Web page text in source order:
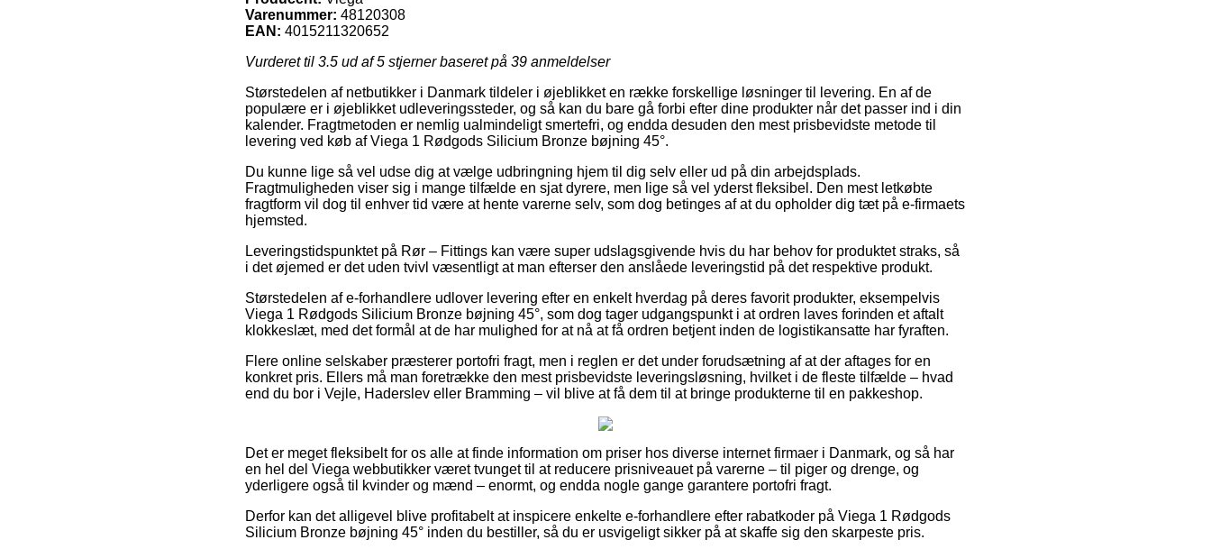
Varenummer: 48120308
EAN: 4015211320652
Vurderet til 3.5 ud af 5 stjerner baseret på 39 anmeldelser
Størstedelen af netbutikker i Danmark tildeler i øjeblikket en række forskellige løsninger til levering. En af de
populære er i øjeblikket udleveringssteder, og så kan du bare gå forbi efter dine produkter når det passer ind i din
kalender. Fragtmetoden er nemlig ualmindeligt smertefri, og endda desuden den mest prisbevidste metode til
levering ved køb af Viega 1 Rødgods Silicium Bronze bøjning 45°.
Du kunne lige så vel udse dig at vælge udbringning hjem til dig selv eller ud på din arbejdsplads.
Fragtmuligheden viser sig i mange tilfælde en sjat dyrere, men lige så vel yderst fleksibel. Den mest letkøbte
fragtform vil dog til enhver tid være at hente varerne selv, som dog betinges af at du opholder dig tæt på e-firmaets
hjemsted.
Leveringstidspunktet på Rør – Fittings kan være super udslagsgivende hvis du har behov for produktet straks, så
i det øjemed er det uden tvivl væsentligt at man efterser den anslåede leveringstid på det respektive produkt.
Størstedelen af e-forhandlere udlover levering efter en enkelt hverdag på deres favorit produkter, eksempelvis
Viega 1 Rødgods Silicium Bronze bøjning 45°, som dog tager udgangspunkt i at ordren laves forinden et aftalt
klokkeslæt, med det formål at de har mulighed for at nå at få ordren betjent inden de logistikansatte har fyraften.
Flere online selskaber præsterer portofri fragt, men i reglen er det under forudsætning af at der aftages for en
konkret pris. Ellers må man foretrække den mest prisbevidste leveringsløsning, hvilket i de fleste tilfælde – hvad
end du bor i Vejle, Haderslev eller Bramming – vil blive at få dem til at bringe produkterne til en pakkeshop.
Det er meget fleksibelt for os alle at finde information om priser hos diverse internet firmaer i Danmark, og så har
en hel del Viega webbutikker været tvunget til at reducere prisniveauet på varerne – til piger og drenge, og
yderligere også til kvinder og mænd – enormt, og endda nogle gange garantere portofri fragt.
Derfor kan det alligevel blive profitabelt at inspicere enkelte e-forhandlere efter rabatkoder på Viega 1 Rødgods
Silicium Bronze bøjning 45° inden du bestiller, så du er usvigeligt sikker på at skaffe sig den skarpeste pris.